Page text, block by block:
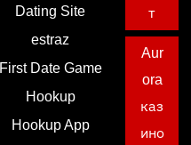
Dating Site
estraz
First Date Game
Hookup
Hookup App
т
Aur
ora
каз
ино